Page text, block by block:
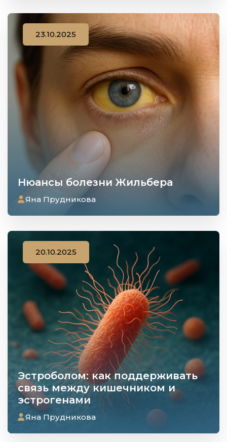
Нюансы болезни Жильбера
23.10.2025
Яна Прудникова
Эстроболом: как поддерживать
связь между кишечником и
эстрогенами
20.10.2025
Яна Прудникова